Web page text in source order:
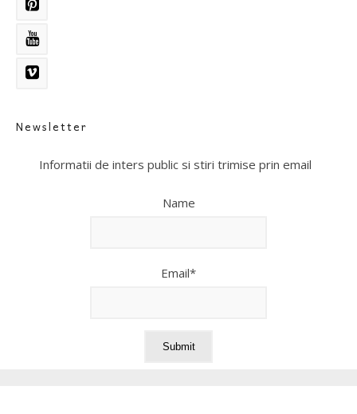
Newsletter
Informatii de inters public si stiri trimise prin email
Name
Email*